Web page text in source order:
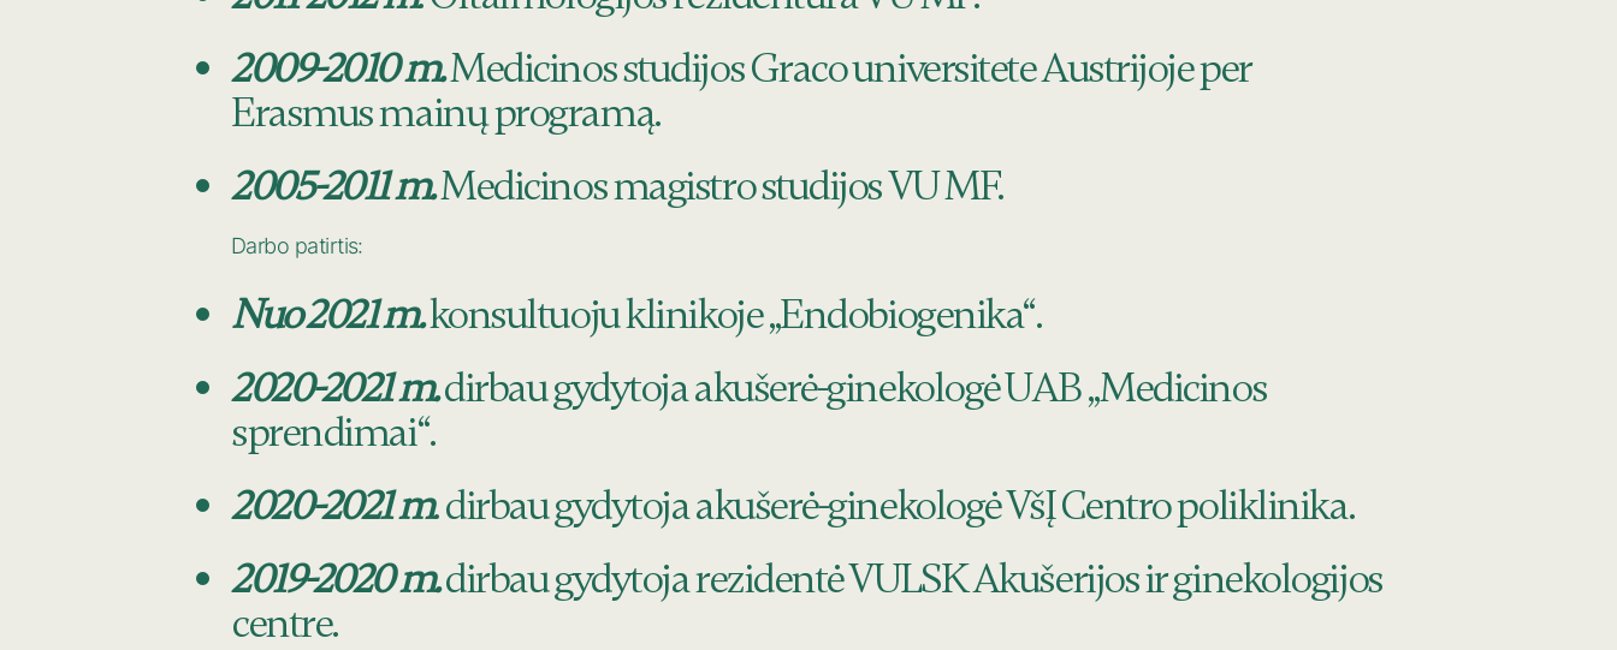
2009-2010 m.Medicinos studijos Graco universitete Austrijoje per
Erasmus mainų programą.
2005-2011 m.Medicinos magistro studijos VU MF.
Darbo patirtis:
Nuo 2021 m.konsultuoju klinikoje „Endobiogenika“.
2020-2021 m.dirbau gydytoja akušerė-ginekologė UAB „Medicinos
sprendimai“.
2020-2021 m. dirbau gydytoja akušerė-ginekologė VšĮ Centro poliklinika.
2019-2020 m.dirbau gydytoja rezidentė VULSK Akušerijos ir ginekologijos
centre.